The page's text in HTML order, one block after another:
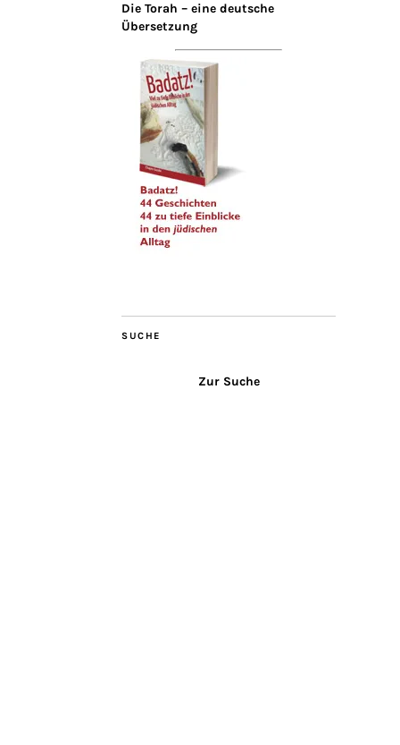
Die Torah – eine deutsche
Übersetzung
SUCHE
Zur Suche